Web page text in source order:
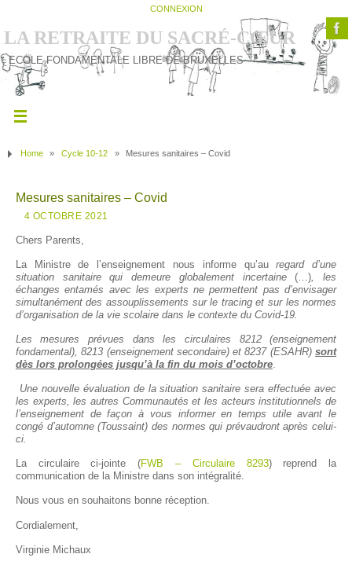
CONNEXION
LA RETRAITE DU SACRÉ-CŒUR
ECOLE FONDAMENTALE LIBRE DE BRUXELLES
Home » Cycle 10-12 » Mesures sanitaires – Covid
Mesures sanitaires – Covid
4 OCTOBRE 2021
Chers Parents,
La Ministre de l’enseignement nous informe qu’auregard d’une
situation sanitaire qui demeure globalement incertaine(…), les
échanges entamés avec les experts ne permettent pas d’envisager
simultanément des assouplissements sur le tracing et sur les normes
d’organisation de la vie scolaire dans le contexte du Covid-19.
Les mesures prévues dans les circulaires 8212 (enseignement
fondamental), 8213 (enseignement secondaire) et 8237 (ESAHR)sont
dès lors prolongées jusqu’à la fin du mois d’octobre.
Une nouvelle évaluation de la situation sanitaire sera effectuée avec
les experts, les autres Communautés et les acteurs institutionnels de
l’enseignement de façon à vous informer en temps utile avant le
congé d’automne (Toussaint) des normes qui prévaudront après celui-
ci.
La circulaire ci-jointe (FWB – Circulaire 8293) reprend la
communication de la Ministre dans son intégralité.
Nous vous en souhaitons bonne réception.
Cordialement,
Virginie Michaux